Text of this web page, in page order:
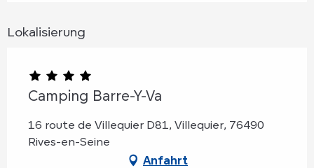
Lokalisierung
Camping Barre-Y-Va
16 route de Villequier D81, Villequier, 76490
Rives-en-Seine
Anfahrt